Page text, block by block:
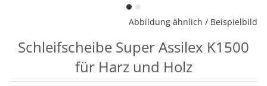
Abbildung ähnlich / Beispielbild
Schleifscheibe Super Assilex K1500
für Harz und Holz